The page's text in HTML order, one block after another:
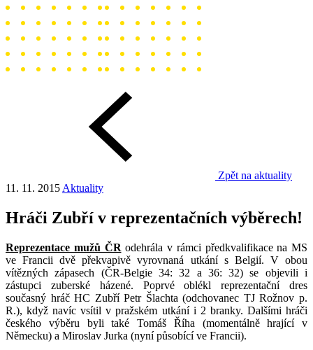
Zpět na aktuality
11. 11. 2015 Aktuality
Hráči Zubří v reprezentačních výběrech!
Reprezentace mužů ČR odehrála v rámci předkvalifikace na MS
ve Francii dvě překvapivě vyrovnaná utkání s Belgií. V obou
vítězných zápasech (ČR-Belgie 34: 32 a 36: 32) se objevili i
zástupci zuberské házené. Poprvé oblékl reprezentační dres
současný hráč HC Zubří Petr Šlachta (odchovanec TJ Rožnov p.
R.), když navíc vsítil v pražském utkání i 2 branky. Dalšími hráči
českého výběru byli také Tomáš Říha (momentálně hrající v
Německu) a Miroslav Jurka (nyní působící ve Francii).